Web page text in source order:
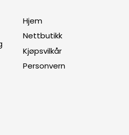
Hjem
Nettbutikk
Kjøpsvilkår
Personvern